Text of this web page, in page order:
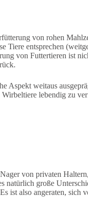
von rohen
Tiere entsprechen
von Futtertieren ist
Aspekt weitaus
lebendig zu
von privaten
natürlich große
ist also angeraten, sich